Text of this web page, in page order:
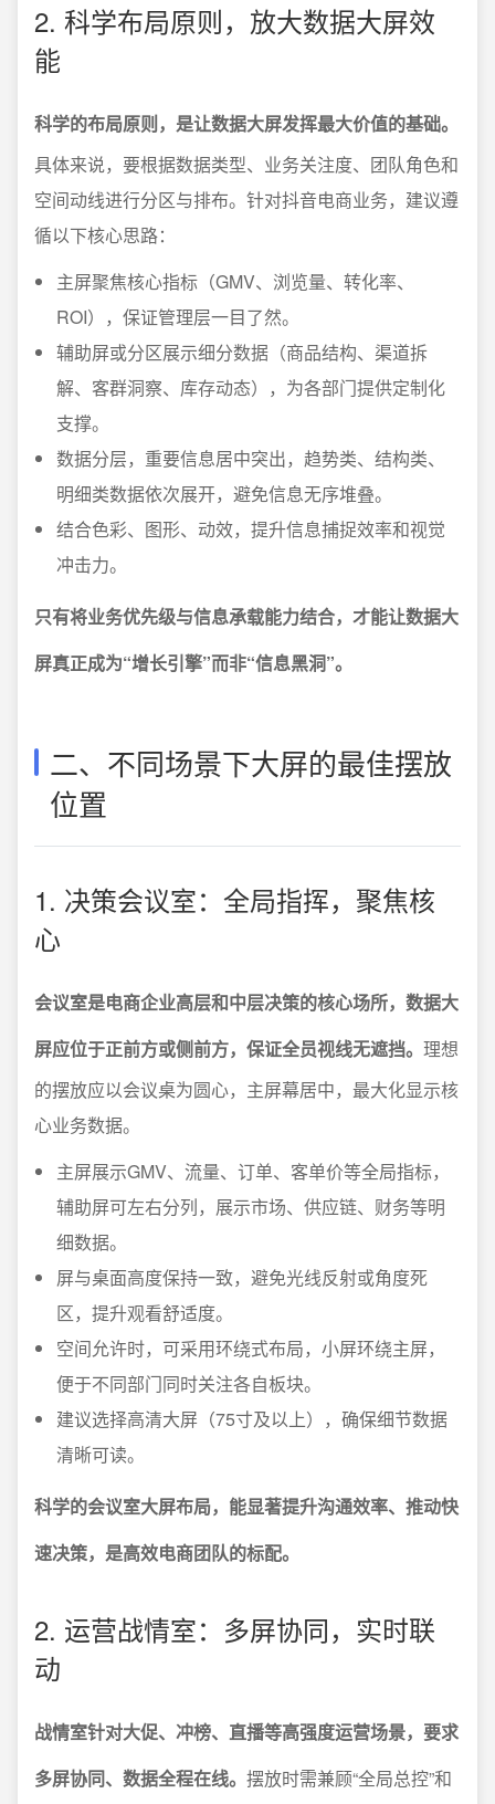
2. 科学布局原则，放大数据大屏效
能
科学的布局原则，是让数据大屏发挥最大价值的基础。
具体来说，要根据数据类型、业务关注度、团队角色和
空间动线进行分区与排布。针对抖音电商业务，建议遵
循以下核心思路：
主屏聚焦核心指标（GMV、浏览量、转化率、
ROI），保证管理层一目了然。
辅助屏或分区展示细分数据（商品结构、渠道拆
解、客群洞察、库存动态），为各部门提供定制化
支撑。
数据分层，重要信息居中突出，趋势类、结构类、
明细类数据依次展开，避免信息无序堆叠。
结合色彩、图形、动效，提升信息捕捉效率和视觉
冲击力。
只有将业务优先级与信息承载能力结合，才能让数据大
屏真正成为“增长引擎”而非“信息黑洞”。
二、不同场景下大屏的最佳摆放
位置
1. 决策会议室：全局指挥，聚焦核
心
会议室是电商企业高层和中层决策的核心场所，数据大
屏应位于正前方或侧前方，保证全员视线无遮挡。 理想
的摆放应以会议桌为圆心，主屏幕居中，最大化显示核
心业务数据。
主屏展示GMV、流量、订单、客单价等全局指标，
辅助屏可左右分列，展示市场、供应链、财务等明
细数据。
屏与桌面高度保持一致，避免光线反射或角度死
区，提升观看舒适度。
空间允许时，可采用环绕式布局，小屏环绕主屏，
便于不同部门同时关注各自板块。
建议选择高清大屏（75寸及以上），确保细节数据
清晰可读。
科学的会议室大屏布局，能显著提升沟通效率、推动快
速决策，是高效电商团队的标配。
2. 运营战情室：多屏协同，实时联
动
战情室针对大促、冲榜、直播等高强度运营场景，要求
多屏协同、数据全程在线。 摆放时需兼顾“全局总控”和